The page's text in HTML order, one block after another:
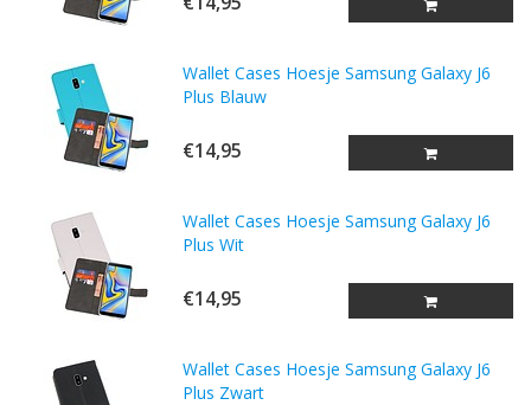
Wallet Cases Hoesje Samsung Galaxy J6
Plus Blauw
€14,95
Wallet Cases Hoesje Samsung Galaxy J6
Plus Wit
€14,95
Wallet Cases Hoesje Samsung Galaxy J6
Plus Zwart